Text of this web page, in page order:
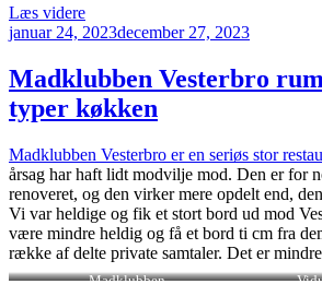
Læs videre“Llama
er
peruvianske
lækre
bud
tapas”
Udgivet
januar 24, 2023december 27, 2023
Madklubben Vesterbro
typer køkken
Madklubben Vesterbro er en seriøs stor
årsag har haft lidt modvilje mod. Den er for
renoveret, og den virker mere opdelt end,
Vi var heldige og fik et stort bord ud mod
være mindre heldig og få et bord ti cm fra
række af delte private samtaler. Det er
Madklubben